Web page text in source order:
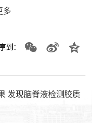
多
到：
发现脑脊液检测胶质